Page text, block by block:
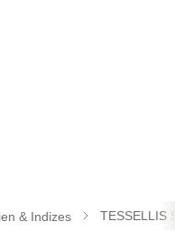
& Indizes TESSELLIS